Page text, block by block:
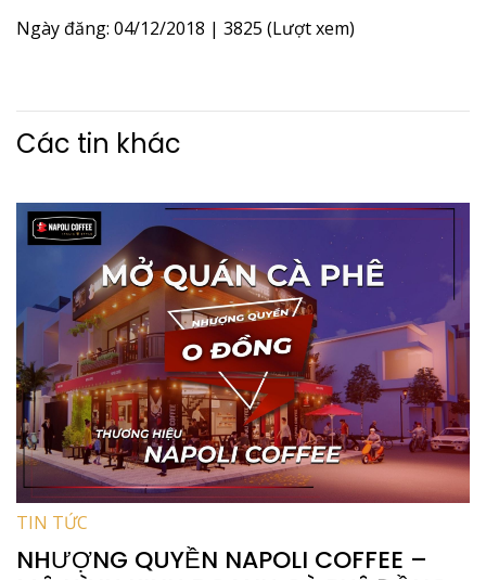
Ngày đăng: 04/12/2018 | 3825 (Lượt xem)
Các tin khác
TIN TỨC
NHƯỢNG QUYỀN NAPOLI COFFEE –